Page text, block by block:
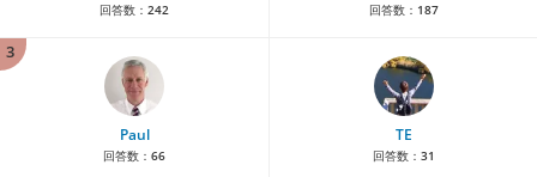
回答数： 242 回答数： 187
3
Paul
回答数： 66
TE
回答数： 31